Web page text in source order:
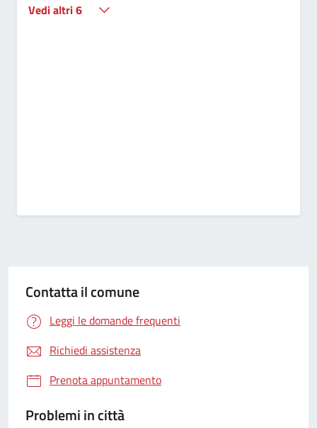
Vedi altri 6
Contatta il comune
Leggi le domande frequenti
Richiedi assistenza
Prenota appuntamento
Problemi in città